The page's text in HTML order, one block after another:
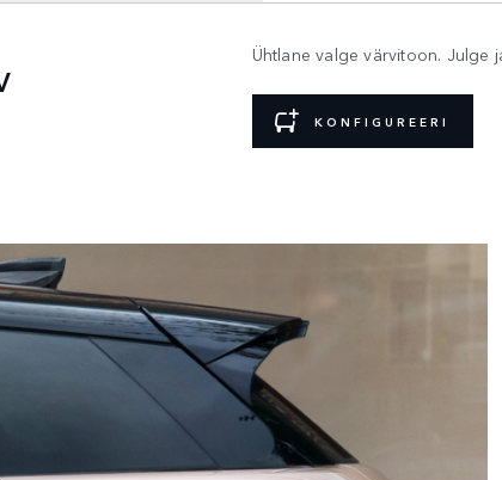
Ühtlane valge värvitoon. Julge
KONFIGUREERI